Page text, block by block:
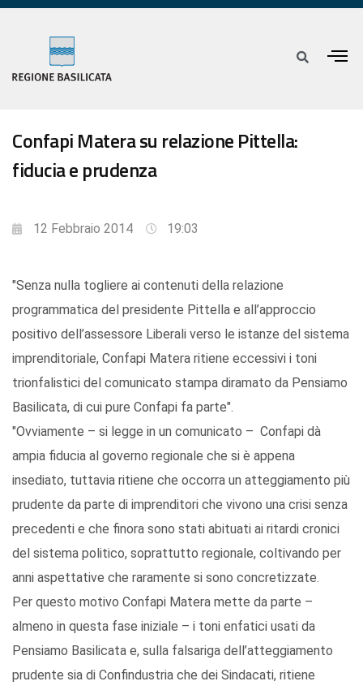
Confapi Matera su relazione Pittella:
fiducia e prudenza
12 Febbraio 2014 19:03
"Senza nulla togliere ai contenuti della relazione
programmatica del presidente Pittella e all’approccio
positivo dell’assessore Liberali verso le istanze del sistema
imprenditoriale, Confapi Matera ritiene eccessivi i toni
trionfalistici del comunicato stampa diramato da Pensiamo
Basilicata, di cui pure Confapi fa parte".
"Ovviamente – si legge in un comunicato – Confapi dà
ampia fiducia al governo regionale che si è appena
insediato, tuttavia ritiene che occorra un atteggiamento più
prudente da parte di imprenditori che vivono una crisi senza
precedenti e che finora sono stati abituati ai ritardi cronici
del sistema politico, soprattutto regionale, coltivando per
anni aspettative che raramente si sono concretizzate.
Per questo motivo Confapi Matera mette da parte –
almeno in questa fase iniziale – i toni enfatici usati da
Pensiamo Basilicata e, sulla falsariga dell’atteggiamento
prudente sia di Confindustria che dei Sindacati, ritiene